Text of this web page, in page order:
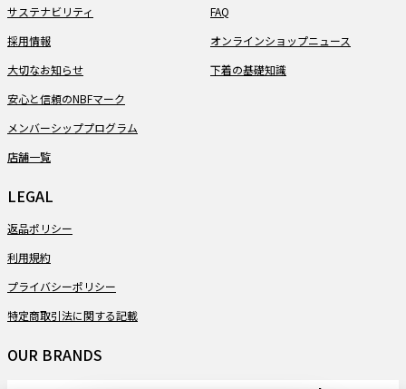
サステナビリティ
採用情報
大切なお知らせ
安心と信頼のNBFマーク
メンバーシッププログラム
店舗一覧
FAQ
オンラインショップニュース
下着の基礎知識
LEGAL
返品ポリシー
利用規約
プライバシーポリシー
特定商取引法に関する記載
OUR BRANDS